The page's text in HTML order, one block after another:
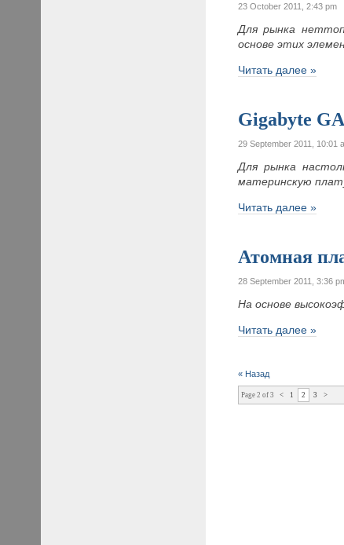
23 October 2011, 2:43 pm
Для рынка
основе этих
Читать далее »
Gigabyte
29 September 2011, 10:01
Для рынка
материнскую
Читать далее »
Атомная
28 September 2011, 3:36
На основе
Читать далее »
« Назад
Page 2 of 3 < 1 2 3 >